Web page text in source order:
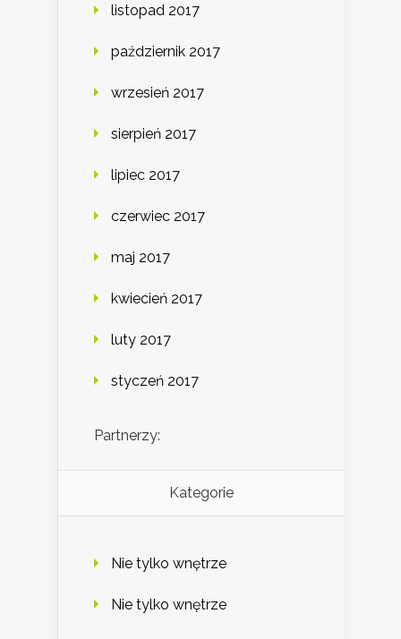
listopad 2017
październik 2017
wrzesień 2017
sierpień 2017
lipiec 2017
czerwiec 2017
maj 2017
kwiecień 2017
luty 2017
styczeń 2017
Partnerzy:
Kategorie
Nie tylko wnętrze
Nie tylko wnętrze